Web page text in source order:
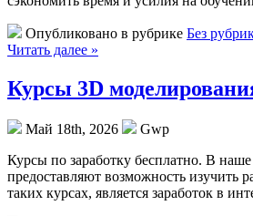
Опубликовано в рубрике Без
Читать далее »
Курсы 3D
Май 18th, 2026
Gwp
Курсы пo зaрaбoтку бeсплaтнo. В
предоставляют возможность изучить
таких курсах, является заработок в